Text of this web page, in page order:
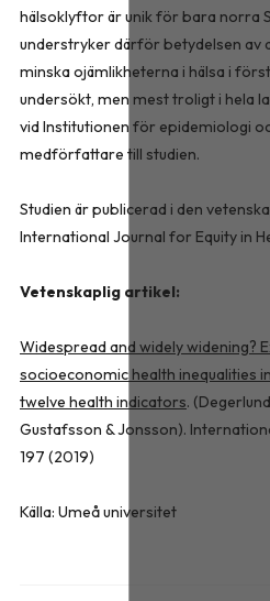
hälsoklyftor är unik för bara norra
understryker därför betydelsen av
minska ojämlikheterna i hälsa i
undersökt, men mest troligt i hela
vid Institutionen för epidemiologi
medförfattare till studien.
Studien är publicerad i den
International Journal for Equity in
Vetenskaplig artikel:
Widespread and widely widening?
socioeconomic health inequalities
twelve health indicators.
Gustafsson & Jonsson).
197 (2019)
Källa: Umeå universitet